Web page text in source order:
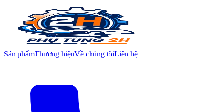
Sản phẩmThương hiệuVề chúng tôiLiên hệ